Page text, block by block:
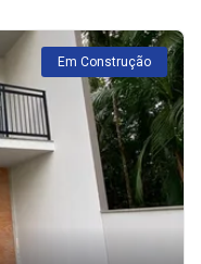
Em Construção